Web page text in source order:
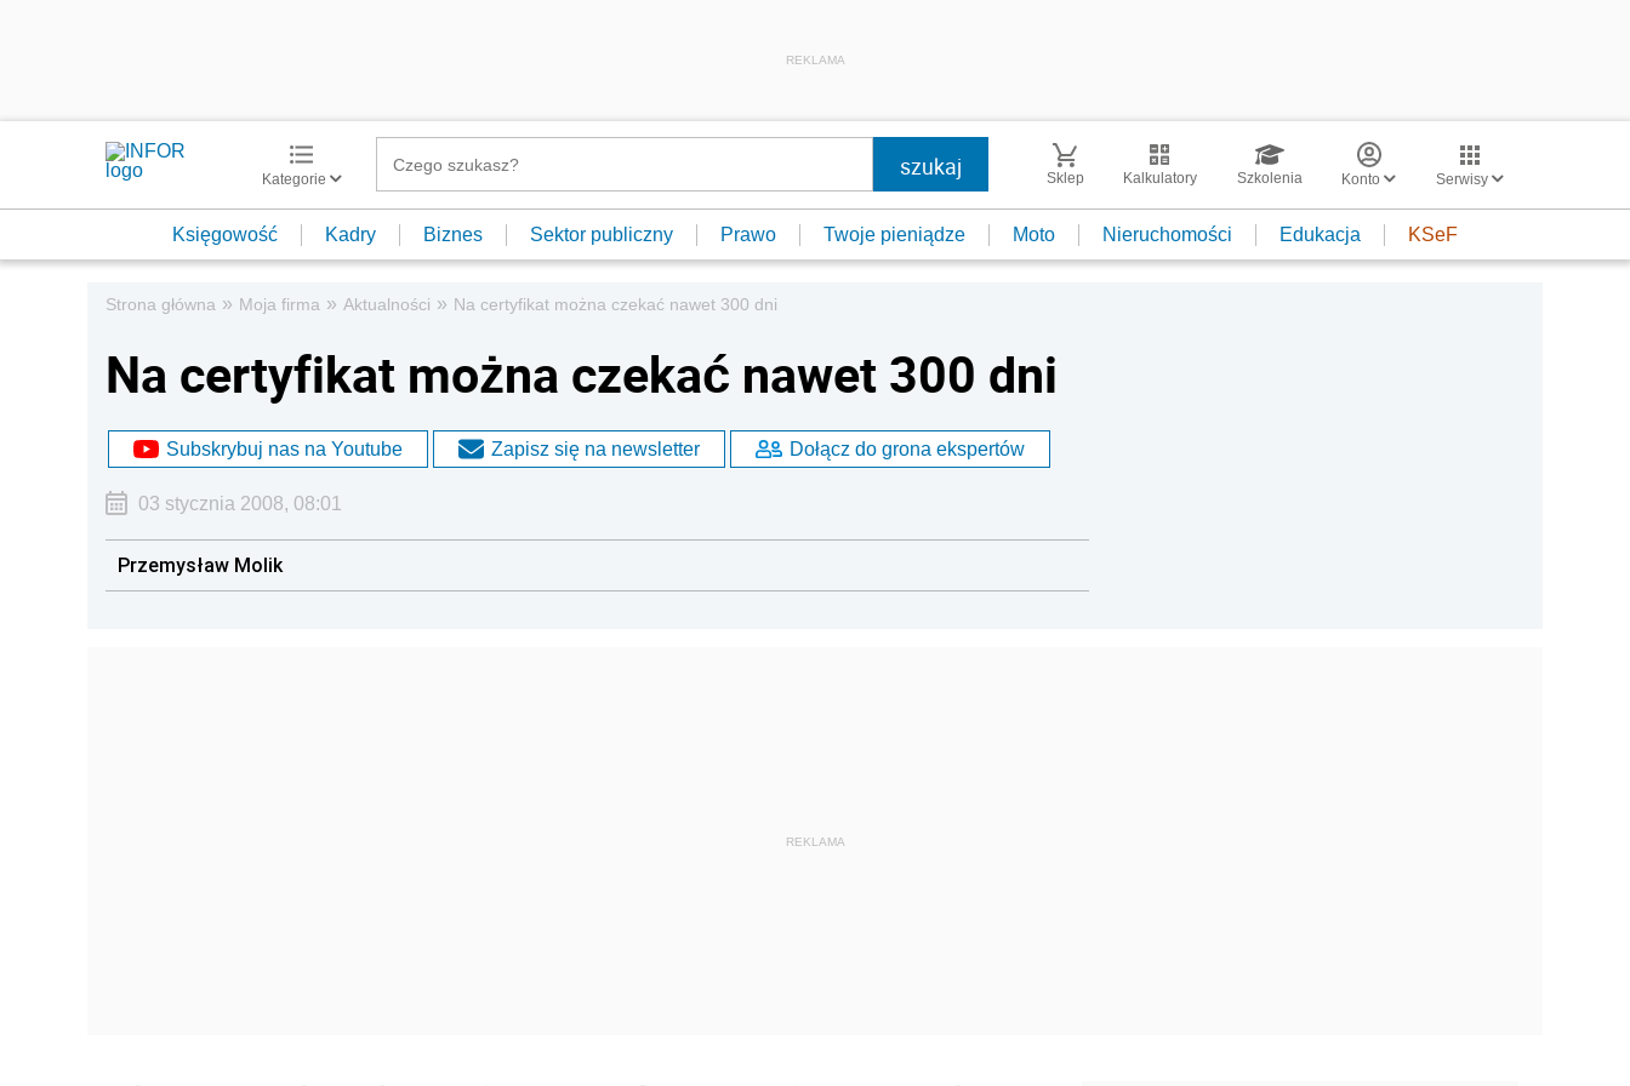
REKLAMA
Kategorie Sklep Kalkulatory Szkolenia Konto Serwisy
Księgowość Kadry Biznes Sektor publiczny Prawo Twoje pieniądze Moto Nieruchomości Edukacja KSeF
Strona główna » Moja firma » Aktualności » Na certyfikat można czekać nawet 300 dni
Na certyfikat można czekać nawet 300 dni
Subskrybuj nas na Youtube Zapisz się na newsletter Dołącz do grona ekspertów
03 stycznia 2008, 08:01
Przemysław Molik